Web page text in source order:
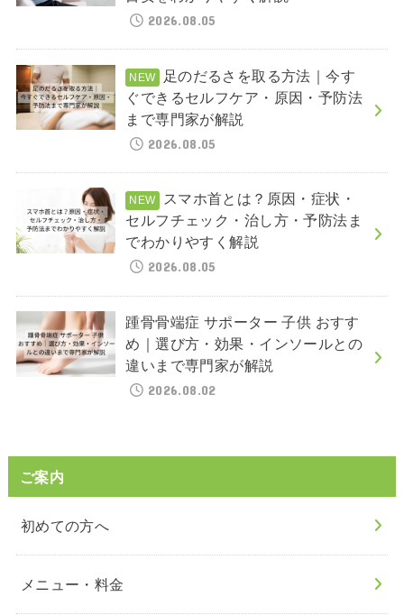
2026.08.05
足のだるさを取る方法｜今す
ぐできるセルフケア・原因・予防法
まで専門家が解説
2026.08.05
スマホ首とは？原因・症状・
セルフチェック・治し方・予防法ま
でわかりやすく解説
2026.08.05
踵骨骨端症 サポーター 子供 おすす
め｜選び方・効果・インソールとの
違いまで専門家が解説
2026.08.02
ご案内
初めての方へ
メニュー・料金